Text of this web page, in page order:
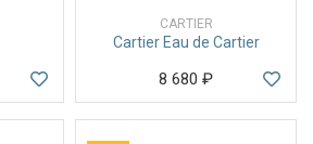
CARTIER
Cartier Eau de Cartier
8 680 ₽